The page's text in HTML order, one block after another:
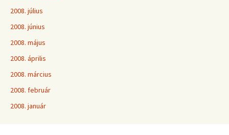
2008. július
2008. június
2008. május
2008. április
2008. március
2008. február
2008. január